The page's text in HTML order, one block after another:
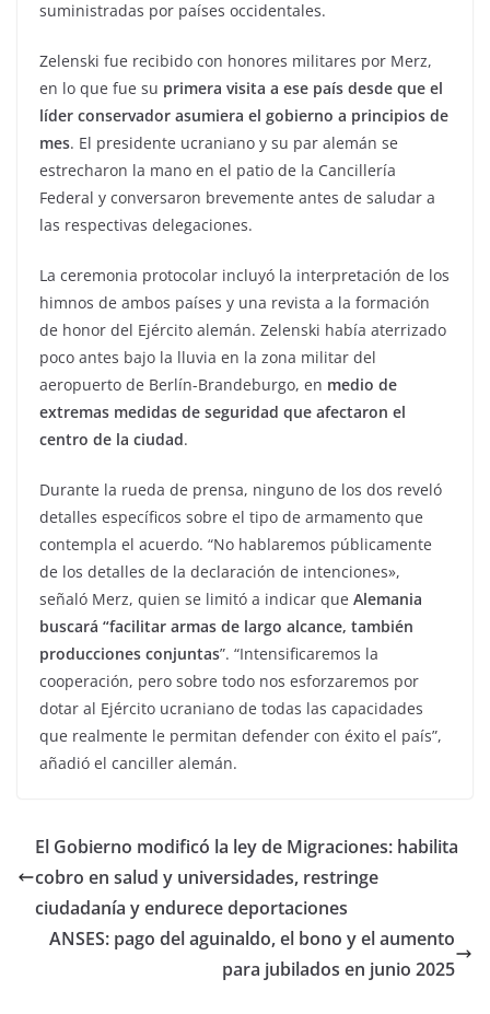
suministradas por países occidentales.
Zelenski fue recibido con honores militares por Merz,
en lo que fue su primera visita a ese país desde que el
líder conservador asumiera el gobierno a principios de
mes. El presidente ucraniano y su par alemán se
estrecharon la mano en el patio de la Cancillería
Federal y conversaron brevemente antes de saludar a
las respectivas delegaciones.
La ceremonia protocolar incluyó la interpretación de los
himnos de ambos países y una revista a la formación
de honor del Ejército alemán. Zelenski había aterrizado
poco antes bajo la lluvia en la zona militar del
aeropuerto de Berlín-Brandeburgo, en medio de
extremas medidas de seguridad que afectaron el
centro de la ciudad.
Durante la rueda de prensa, ninguno de los dos reveló
detalles específicos sobre el tipo de armamento que
contempla el acuerdo. “No hablaremos públicamente
de los detalles de la declaración de intenciones»,
señaló Merz, quien se limitó a indicar que Alemania
buscará “facilitar armas de largo alcance, también
producciones conjuntas”. “Intensificaremos la
cooperación, pero sobre todo nos esforzaremos por
dotar al Ejército ucraniano de todas las capacidades
que realmente le permitan defender con éxito el país”,
añadió el canciller alemán.
El Gobierno modificó la ley de Migraciones: habilita
cobro en salud y universidades, restringe
ciudadanía y endurece deportaciones
ANSES: pago del aguinaldo, el bono y el aumento
para jubilados en junio 2025